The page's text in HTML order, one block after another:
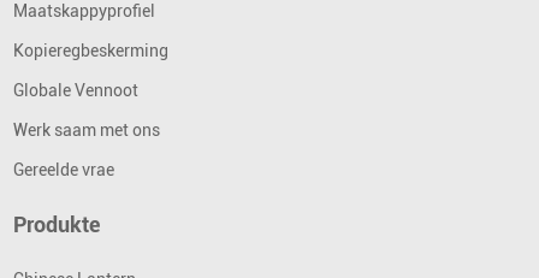
Maatskappyprofiel
Kopieregbeskerming
Globale Vennoot
Werk saam met ons
Gereelde vrae
Produkte